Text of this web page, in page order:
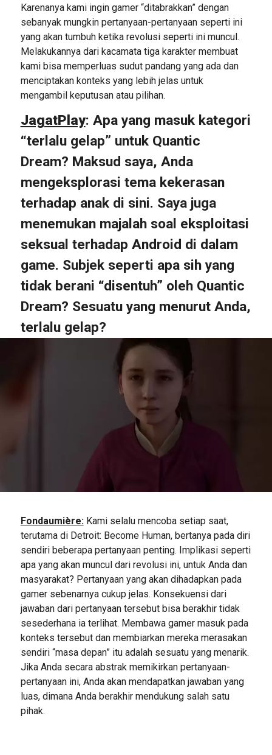
Karenanya kami ingin gamer “ditabrakkan” dengan
sebanyak mungkin pertanyaan-pertanyaan seperti ini
yang akan tumbuh ketika revolusi seperti ini muncul.
Melakukannya dari kacamata tiga karakter membuat
kami bisa memperluas sudut pandang yang ada dan
menciptakan konteks yang lebih jelas untuk
mengambil keputusan atau pilihan.
JagatPlay: Apa yang masuk kategori
“terlalu gelap” untuk Quantic
Dream? Maksud saya, Anda
mengeksplorasi tema kekerasan
terhadap anak di sini. Saya juga
menemukan majalah soal eksploitasi
seksual terhadap Android di dalam
game. Subjek seperti apa sih yang
tidak berani “disentuh” oleh Quantic
Dream? Sesuatu yang menurut Anda,
terlalu gelap?
Fondaumière:Kami selalu mencoba setiap saat,
terutama di Detroit: Become Human, bertanya pada diri
sendiri beberapa pertanyaan penting. Implikasi seperti
apa yang akan muncul dari revolusi ini, untuk Anda dan
masyarakat? Pertanyaan yang akan dihadapkan pada
gamer sebenarnya cukup jelas. Konsekuensi dari
jawaban dari pertanyaan tersebut bisa berakhir tidak
sesederhana ia terlihat. Membawa gamer masuk pada
konteks tersebut dan membiarkan mereka merasakan
sendiri “masa depan” itu adalah sesuatu yang menarik.
Jika Anda secara abstrak memikirkan pertanyaan-
pertanyaan ini, Anda akan mendapatkan jawaban yang
luas, dimana Anda berakhir mendukung salah satu
pihak.